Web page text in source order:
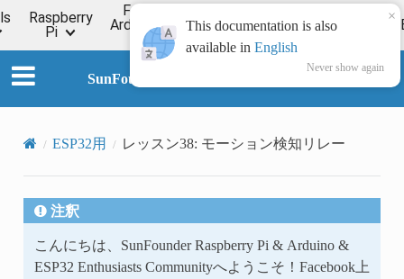
Raspberry
Pi
For
Arduino
ESP32
Online
Tutorial
Forum
SunFounder Universal Maker Sensor Kit
ESP32用 レッスン38: モーション検知リレー
注釈
こんにちは、SunFounder Raspberry Pi & Arduino &
ESP32 Enthusiasts Communityへようこそ！Facebook上
This documentation is also
available in English
Never show again
×